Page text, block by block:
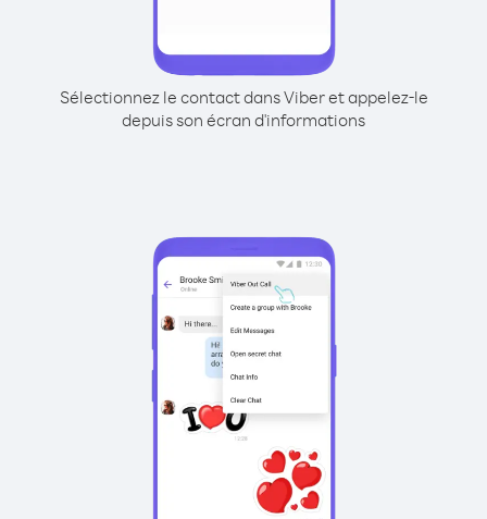
Sélectionnez le contact dans Viber et appelez-le
depuis son écran d'informations